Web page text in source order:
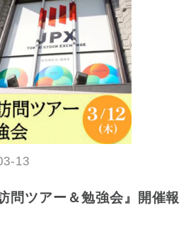
13
問ツアー＆勉強会』開催報